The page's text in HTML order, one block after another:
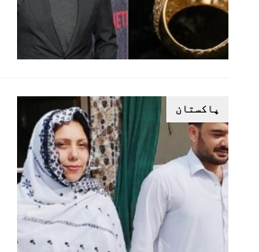
پاکستان